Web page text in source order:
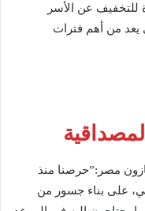
للتخفيف عن الأسر
يعد من أهم فترات
مصر:”حرصنا منذ
على بناء جسور من